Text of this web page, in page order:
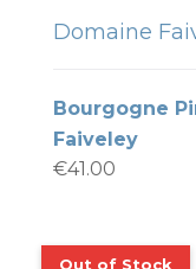
Domaine
Bourgogne
Faiveley
€41.00